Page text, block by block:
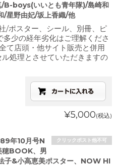
/B-boys(いいとも青年隊)/島崎和
/星野由妃/坂上香織/他
/ポスター、シール、別冊、ピ
少の経年劣化はご理解くださ
て店頭・他サイト販売と併用
処理とさせていただきますの
¥5,000(税込)
クリックポスト他不可
年10月号N
BOOK、男
子&小高恵美ポスター、NOW HI